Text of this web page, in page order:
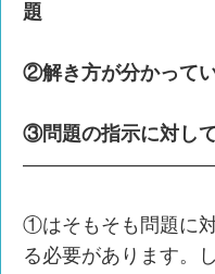
題
②解き方が分かって
③問題の指示に対し
①はそもそも問題に
る必要があります。